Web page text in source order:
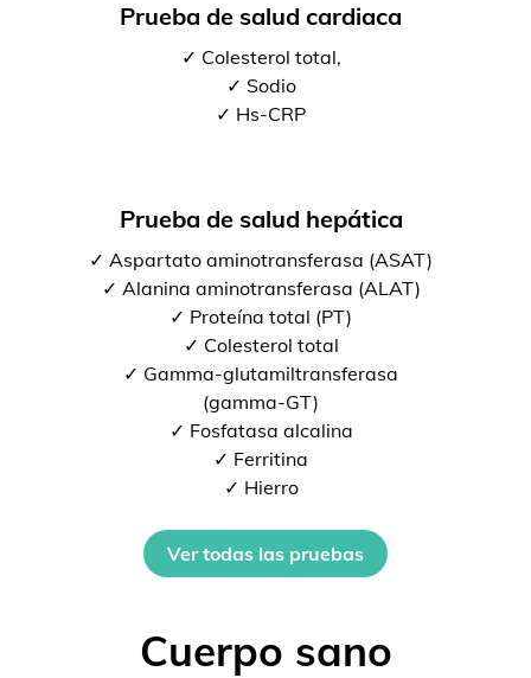
Prueba de salud cardiaca
✓ Colesterol total,
✓ Sodio
✓ Hs-CRP
Prueba de salud hepática
✓ Aspartato aminotransferasa (ASAT)
✓ Alanina aminotransferasa (ALAT)
✓ Proteína total (PT)
✓ Colesterol total
✓ Gamma-glutamiltransferasa
(gamma-GT)
✓ Fosfatasa alcalina
✓ Ferritina
✓ Hierro
Ver todas las pruebas
Cuerpo sano